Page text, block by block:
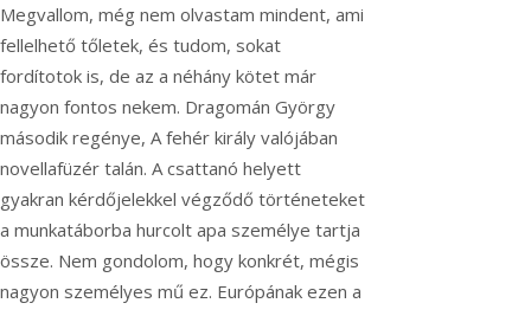
Megvallom, még nem olvastam mindent, ami
fellelhető tőletek, és tudom, sokat
fordítotok is, de az a néhány kötet már
nagyon fontos nekem. Dragomán György
második regénye, A fehér király valójában
novellafüzér talán. A csattanó helyett
gyakran kérdőjelekkel végződő történeteket
a munkatáborba hurcolt apa személye tartja
össze. Nem gondolom, hogy konkrét, mégis
nagyon személyes mű ez. Európának ezen a